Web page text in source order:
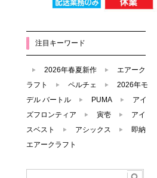
注目キーワード
2026年春夏新作
エアーク
ラフト
ペルチェ
2026年モ
デル バートル
PUMA
アイ
ズフロンティア
寅壱
アイ
スベスト
アシックス
即納
エアークラフト